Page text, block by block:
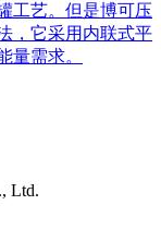
工艺。但是博可压
，它采用内联式平
量需求。
Ltd.